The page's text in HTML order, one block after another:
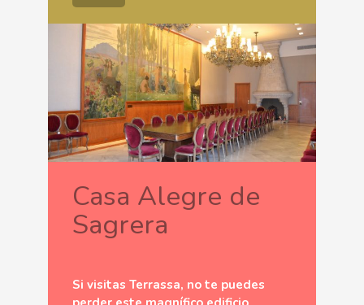
Casa Alegre de
Sagrera
Si visitas Terrassa, no te puedes